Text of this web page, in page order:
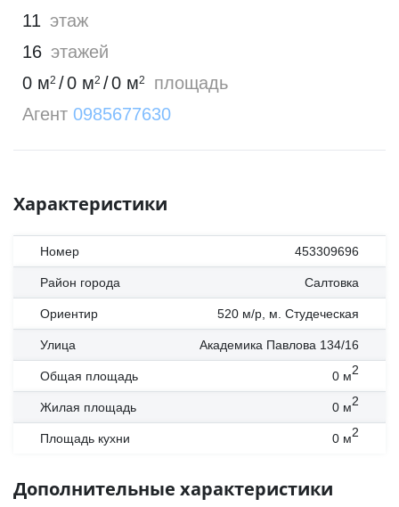
11 этаж
16 этажей
0 м2 /0 м2 /0 м2
площадь
Агент 0985677630
Характеристики
Номер 453309696
Район города Салтовка
Ориентир 520 м/р, м. Студеческая
Улица Академика Павлова 134/16
Общая площадь 0 м2
Жилая площадь 0 м2
Площадь кухни 0 м2
Дополнительные характеристики